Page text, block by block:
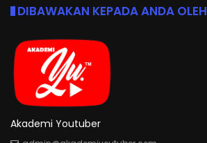
DIBAWAKAN KEPADA ANDA OLEH
Akademi Youtuber